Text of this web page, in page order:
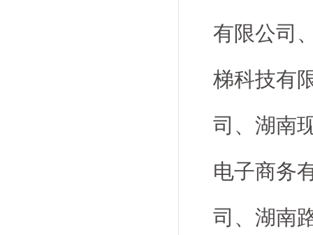
有限公司
梯科技有
司、湖南
电子商务
司、湖南